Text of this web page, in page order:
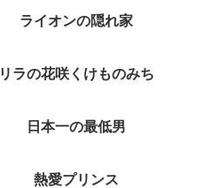
ライオンの隠れ家
リラの花咲くけものみち
日本一の最低男
熱愛プリンス